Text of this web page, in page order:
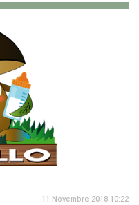
11 Novembre 2018 10:22